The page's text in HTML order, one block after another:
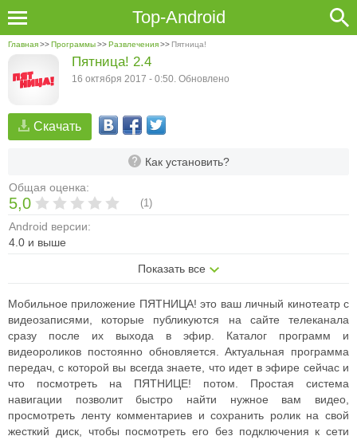
Top-Android
Главная>>Программы>>Развлечения>> Пятница!
Скачать
Как установить?
Общая оценка:
5,0 (1)
Android версии:
4.0 и выше
Показать все
Пятница! 2.4
16 октября 2017 - 0:50. Обновлено
Мобильное приложение ПЯТНИЦА! это ваш личный кинотеатр с
видеозаписями, которые публикуются на сайте телеканала
сразу после их выхода в эфир. Каталог программ и
видеороликов постоянно обновляется. Актуальная программа
передач, с которой вы всегда знаете, что идет в эфире сейчас и
что посмотреть на ПЯТНИЦЕ! потом. Простая система
навигации позволит быстро найти нужное вам видео,
просмотреть ленту комментариев и сохранить ролик на свой
жесткий диск, чтобы посмотреть его без подключения к сети